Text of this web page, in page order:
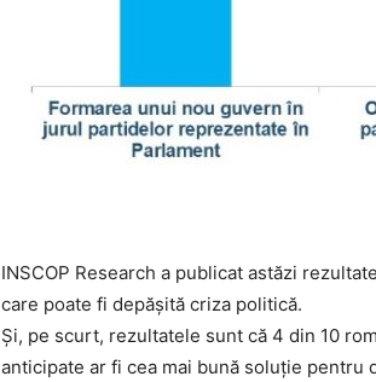
INSCOP Research a publicat astăzi
care poate fi depășită criza politică.
Și, pe scurt, rezultatele sunt că 4 din 10
anticipate ar fi cea mai bună soluție pentru